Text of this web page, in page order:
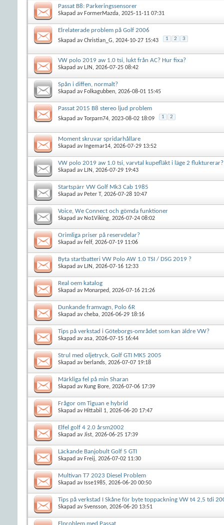
Passat B8: Parkeringssensorer
Skapad av FormerMazda, 2025-11-11 07:31
Elrelaterade problem på Golf 2006
Skapad avChristian_G, 2024-10-27 15:43 1 2 3
VW polo 2019 aw 1.0 tsi, lukt från AC? Hur fixa?
Skapad av LJN , 2026-07-25 08:42
Spån i diffen, normalt?
Skapad av Folkagubben, 2026-08-01 15:45
Passat 2015 B8 stereo ljud problem
Skapad av Torparn74, 2023-08-02 18:09 1 2
Moment skruvar spridarhållare
Skapad av Ingemar14, 2026-07-29 13:52
VW polo 2019 aw 1.0 tsi, varvtal kupefläkt i läge 2 flukturerar?
Skapad av LJN , 2026-07-29 19:43
Startspärr VW Golf Mk3 Cab 1985
Skapad av Peter T, 2026-07-28 10:47
Voice, We Connect och gömda funktioner
Skapad av No1Viking, 2026-07-24 08:02
Orimliga priser på reservdelar?
Skapad avfelf, 2026-07-19 11:06
Byta startbatteri VW Polo AW 1.0 TSI / DSG 2019 ?
Skapad av LJN , 2026-07-16 12:33
Real oem katalog
Skapad av Monarped, 2026-07-16 21:26
Dunkande framvagn, Polo 6R
Skapad avcheba, 2026-06-29 18:16
Tips på verkstad i Göteborgs-området som kan äldre VW?
Skapad avasa, 2026-07-15 16:44
Strul med oljetryck, Golf GTI MK5 2005
Skapad av berlands, 2026-07-07 19:18
Märkliga fel på min Sharan
Skapad av Kung Bore, 2026-07-06 17:39
Frågor om Tiguan e hybrid
Skapad av Hittabil 1, 2026-06-20 17:47
Elfel golf 4 2.0 årsm2002
Skapad avJist, 2026-06-25 17:39
Läckande Banjobult Golf 5 GTI
Skapad av Freij, 2026-07-02 11:30
Multivan T7 2023 Diesel Problem
Skapad av Isse1985, 2026-06-20 00:50
Tips på verkstad I Skåne för byte toppackning VW t4 2,5 tdi
Skapad avSvensson, 2026-06-20 13:51
Elproblem med Passat